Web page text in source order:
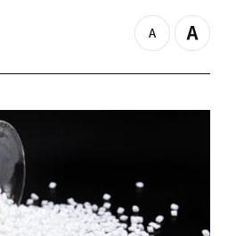
z
o
o
Z
o
i